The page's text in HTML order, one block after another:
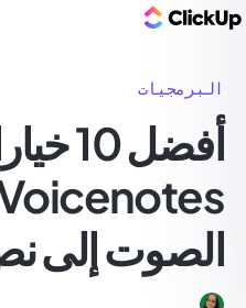
البرمجيات
أفضل
الصوت إلى